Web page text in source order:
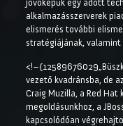
jövőképük egy adott
alkalmazásszerverek
elismerés további
stratégiájának,
vezető kvadránsba, de
Craig Muzilla, a Red
megoldásunkhoz, a
kapcsolódóan